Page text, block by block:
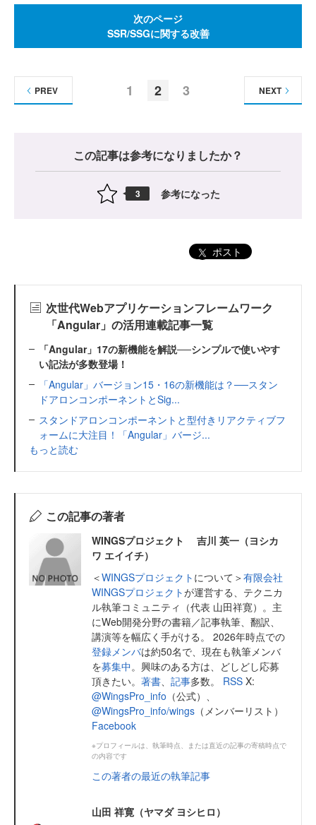
次のページ
SSR/SSGに関する改善
1 2 3
PREV NEXT
この記事は参考になりましたか？
3 参考になった
ポスト
次世代Webアプリケーションフレームワーク
「Angular」の活用連載記事一覧
「Angular」17の新機能を解説──シンプルで使いやす
い記法が多数登場！
「Angular」バージョン15・16の新機能は？──スタン
ドアロンコンポーネントとSig...
スタンドアロンコンポーネントと型付きリアクティブフ
ォームに大注目！「Angular」バージ...
もっと読む
この記事の著者
WINGSプロジェクト 吉川 英一（ヨシカ
ワ エイイチ）
＜WINGSプロジェクト について＞有限会社
WINGSプロジェクトが運営する、テクニカ
ル執筆コミュニティ（代表 山田祥寛）。主
にWeb開発分野の書籍／記事執筆、翻訳、
講演等を幅広く手がける。 2026年時点での
登録メンバは約50名で、現在も執筆メンバ
を募集中。興味のある方は、どしどし応募
頂きたい。 著書 記事多数。 RSS X:
@WingsPro_info （公式）、
@WingsPro_info/wings （メンバーリスト）
Facebook
※プロフィールは、執筆時点、または直近の記事の寄稿時点で
の内容です
この著者の最近の執筆記事
山田 祥寛（ヤマダ ヨシヒロ）